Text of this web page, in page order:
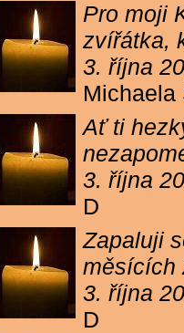
Pro moji
zvířátka,
3. října
Michaela
Ať ti
3. října
D
Zapaluji
měsících
3. října
D